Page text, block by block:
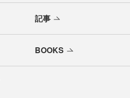
記事
BOOKS